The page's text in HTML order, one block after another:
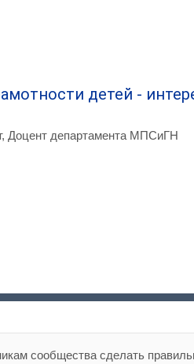
детей -
Доцент департамента МПСиГН
сообщества сделать